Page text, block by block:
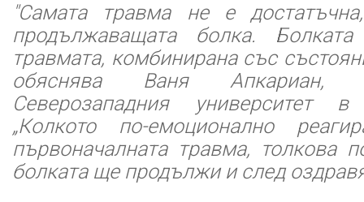
"Самата травма не е
продължаващата болка.
травмата, комбинирана със
обяснява Ваня Апкариан,
Северозападния университет
„Колкото по-емоционално
първоначалната травма, толкова
болката ще продължи и след